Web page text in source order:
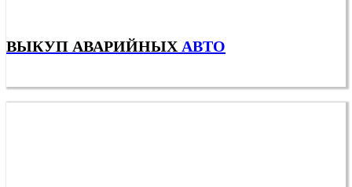
ВЫКУП АВАРИЙНЫХ АВТО